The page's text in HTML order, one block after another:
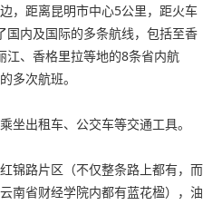
，距离昆明市中心5公里，距火车
内及国际的多条航线，包括至香
江、香格里拉等地的8条省内航
多次航班。
坐出租车、公交车等交通工具。
锦路片区（不仅整条路上都有，而
南省财经学院内都有蓝花楹），油